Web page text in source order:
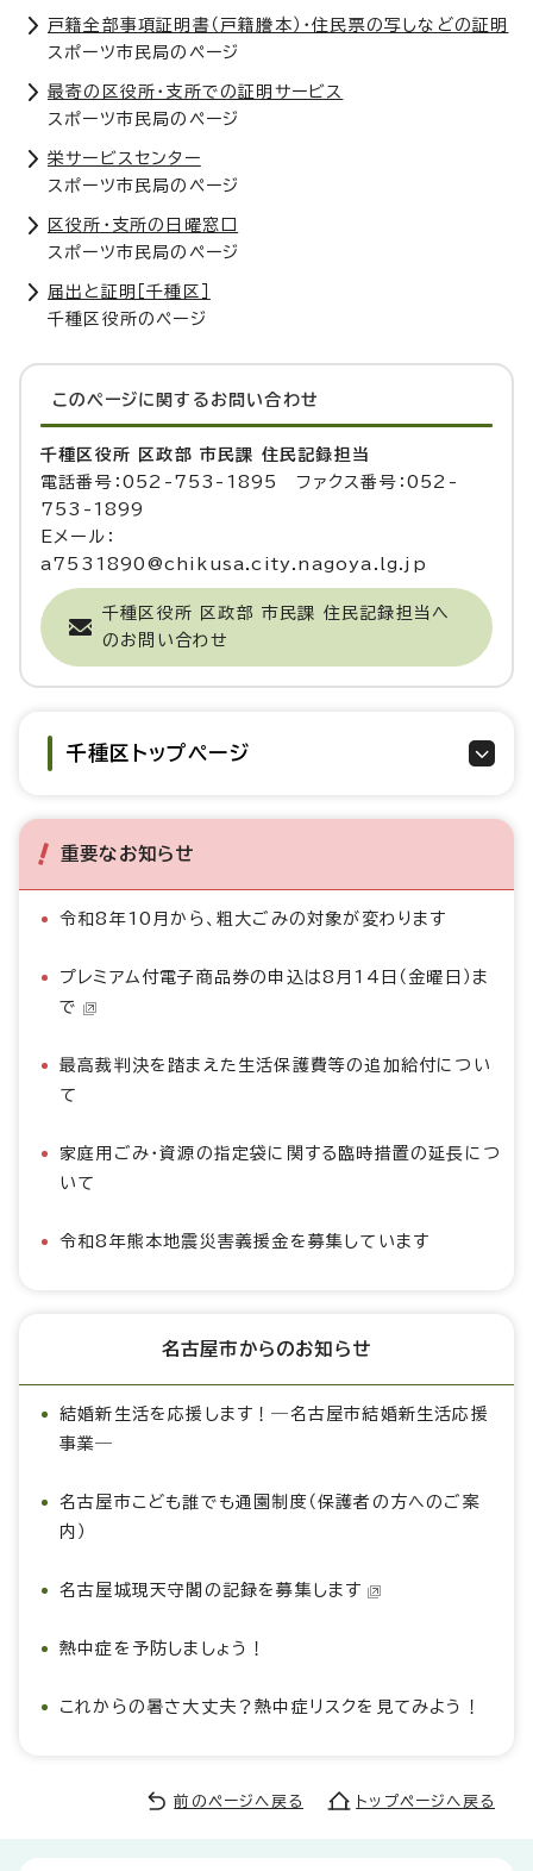
戸籍全部事項証明書（戸籍謄本）・住民票の写しなどの証明
スポーツ市民局のページ
最寄の区役所・支所での証明サービス
スポーツ市民局のページ
栄サービスセンター
スポーツ市民局のページ
区役所・支所の日曜窓口
スポーツ市民局のページ
届出と証明［千種区］
千種区役所のページ
このページに関する お問い合わせ
千種区役所 区政部 市民課 住民記録担当
電話番号：052-753-1895 ファクス番号：052-
753-1899
Eメール：
a7531890@chikusa.city.nagoya.lg.jp
千種区役所 区政部 市民課 住民記録担当へ
のお問い合わせ
千種区トップページ
重要なお知らせ
令和8年10月から、粗大ごみの対象が変わります
プレミアム付電子商品券の申込は8月14日（金曜日）ま
で
最高裁判決を踏まえた生活保護費等の追加給付につい
て
家庭用ごみ・資源の指定袋に関する臨時措置の延長につ
いて
令和8年熊本地震災害義援金を募集しています
名古屋市からのお知らせ
結婚新生活を応援します！―名古屋市結婚新生活応援
事業―
名古屋市こども誰でも通園制度（保護者の方へのご案
内）
名古屋城現天守閣の記録を募集します
熱中症を予防しましょう！
これからの暑さ大丈夫？熱中症リスクを見てみよう！
前のページへ戻る トップページへ戻る